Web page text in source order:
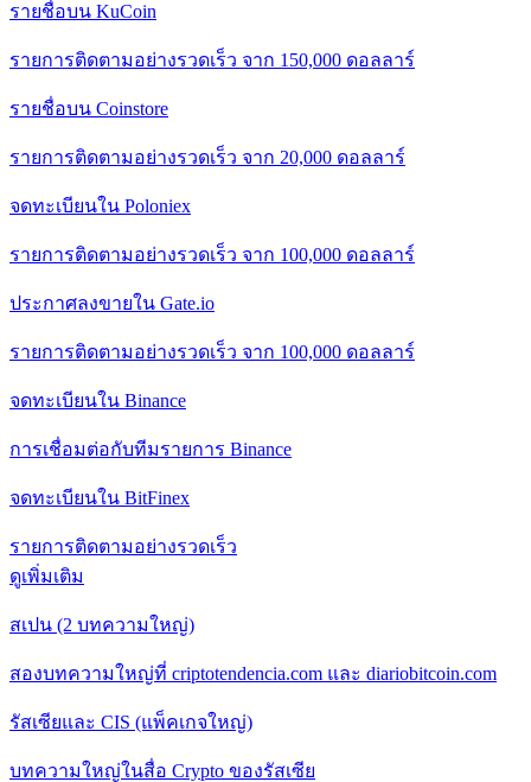
รายชื่อบน KuCoin
รายการติดตามอย่างรวดเร็ว จาก 150,000 ดอลลาร์
รายชื่อบน Coinstore
รายการติดตามอย่างรวดเร็ว จาก 20,000 ดอลลาร์
จดทะเบียนใน Poloniex
รายการติดตามอย่างรวดเร็ว จาก 100,000 ดอลลาร์
ประกาศลงขายใน Gate.io
รายการติดตามอย่างรวดเร็ว จาก 100,000 ดอลลาร์
จดทะเบียนใน Binance
การเชื่อมต่อกับทีมรายการ Binance
จดทะเบียนใน BitFinex
รายการติดตามอย่างรวดเร็ว
ดูเพิ่มเติม
สเปน (2 บทความใหญ่)
สองบทความใหญ่ที่ criptotendencia.com และ diariobitcoin.com
รัสเซียและ CIS (แพ็คเกจใหญ่)
บทความใหญ่ในสื่อ Crypto ของรัสเซีย